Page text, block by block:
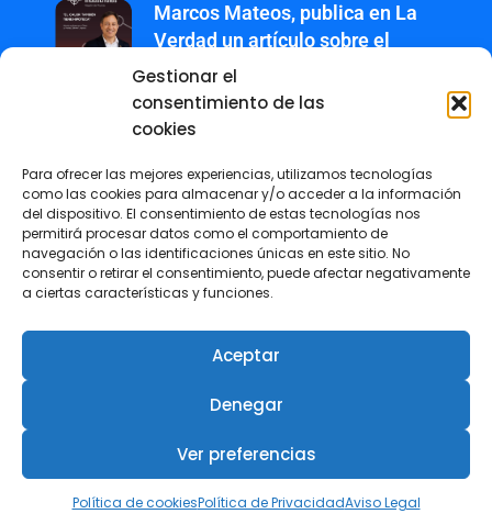
Gestionar el
consentimiento de las
cookies
Para ofrecer las mejores experiencias, utilizamos tecnologías
como las cookies para almacenar y/o acceder a la información
del dispositivo. El consentimiento de estas tecnologías nos
permitirá procesar datos como el comportamiento de
navegación o las identificaciones únicas en este sitio. No
consentir o retirar el consentimiento, puede afectar negativamente
a ciertas características y funciones.
Aceptar
Denegar
Ver preferencias
Política de cookiesPolítica de PrivacidadAviso Legal
Marcos Mateos, publica en La
Verdad un artículo sobre el
impacto económico y social del
calor extremo
Revista +IN – Nº 7 Especial
Premios ESG
27 julio, 2026
El COIIRM reunió en Murcia a
femenina en su III Encuentro
Día de la Mujer en la Ingeniería